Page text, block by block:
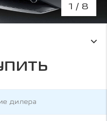
1 / 8
и информация о